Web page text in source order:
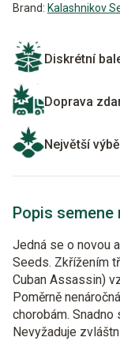
Brand: Kalashnikov
Diskrétní
Doprava
Největší
Popis semene
Jedná se o novou
Seeds. Zkřížením
Cuban Assassin)
Poměrně
chorobám.
Nevyžaduje